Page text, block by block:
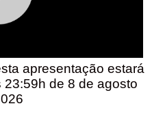
apresentação estará
de 8 de agosto